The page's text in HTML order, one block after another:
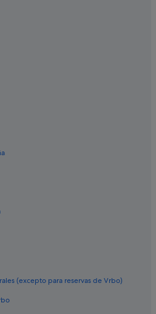
en Evia
(excepto para reservas de Vrbo)